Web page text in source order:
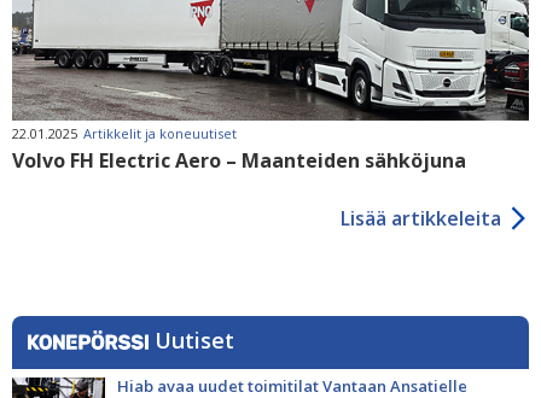
22.01.2025 Artikkelit ja koneuutiset
Volvo FH Electric Aero – Maanteiden sähköjuna
Lisää artikkeleita
Uutiset
Hiab avaa uudet toimitilat Vantaan Ansatielle